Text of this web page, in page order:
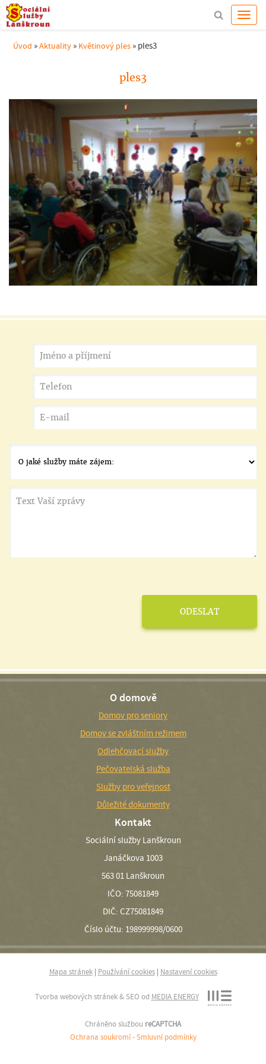
Úvod »Aktuality » Květinový ples » ples3
ples3
O domově
Domov pro seniory
Domov se zvláštním režimem
Odlehčovací služby
Pečovatelská služba
Služby pro veřejnost
Důležité dokumenty
Kontakt
Sociální služby Lanškroun
Janáčkova 1003
563 01 Lanškroun
IČO: 75081849
DIČ: CZ75081849
Číslo účtu: 198999998/0600
Mapa stránek| Používání cookies| Nastavení cookies
Tvorba webových stránek & SEO od MEDIA ENERGY
Chráněno službou reCAPTCHA
Ochrana soukromí -Smluvní podmínky